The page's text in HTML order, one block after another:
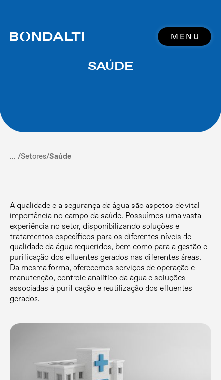
MENU
SAÚDE
... /Setores/Saúde
A qualidade e a segurança da água são aspetos de vital
importância no campo da saúde. Possuímos uma vasta
experiência no setor, disponibilizando soluções e
tratamentos específicos para os diferentes níveis de
qualidade da água requeridos, bem como para a gestão e
purificação dos efluentes gerados nas diferentes áreas.
Da mesma forma, oferecemos serviços de operação e
manutenção, controle analítico da água e soluções
associadas à purificação e reutilização dos efluentes
gerados.